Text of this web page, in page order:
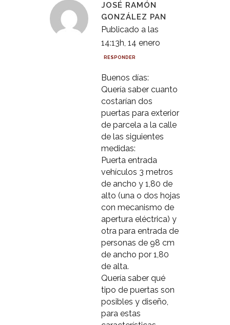
JOSÉ RAMÓN
GONZÁLEZ PAN
Publicado a las
14:13h, 14 enero
RESPONDER
Buenos días:
Quería saber cuanto
costarían dos
puertas para exterior
de parcela a la calle
de las siguientes
medidas:
Puerta entrada
vehículos 3 metros
de ancho y 1,80 de
alto (una o dos hojas
con mecanismo de
apertura eléctrica) y
otra para entrada de
personas de 98 cm
de ancho por 1,80
de alta.
Quería saber qué
tipo de puertas son
posibles y diseño,
para estas